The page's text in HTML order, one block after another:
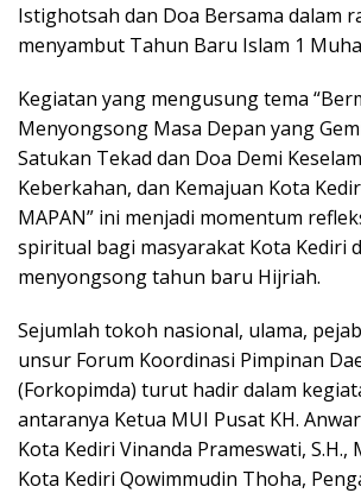
Istighotsah dan Doa Bersama dalam
menyambut Tahun Baru Islam 1
Kegiatan yang mengusung tema
Menyongsong Masa Depan yang
Satukan Tekad dan Doa Demi
Keberkahan, dan Kemajuan Kota
MAPAN” ini menjadi momentum
spiritual bagi masyarakat Kota Kediri
menyongsong tahun baru Hijriah.
Sejumlah tokoh nasional, ulama,
unsur Forum Koordinasi Pimpinan
(Forkopimda) turut hadir dalam
antaranya Ketua MUI Pusat KH.
Kota Kediri Vinanda Prameswati, S.H.,
Kota Kediri Qowimmudin Thoha,